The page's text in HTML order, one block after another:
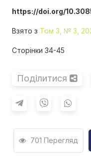
https://doi.org/
Взято з Том 3, № 3,
Сторінки 34-45
Поділитися
701 Перегляд